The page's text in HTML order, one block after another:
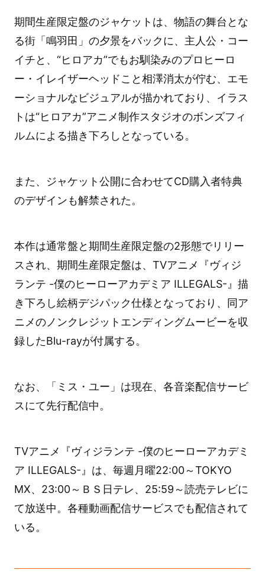
期間生産限定盤のジャケットは、物語の舞台とな
る街「鳴羽田」の夕景をバックに、主人公・コー
イチと、“ヒロアカ”でもお馴染みのプロヒーロ
ー・イレイザーヘッドこと相澤消太が佇む、エモ
ーショナルなビジュアルが描かれており、イラス
トは“ヒロアカ”アニメ制作スタジオのボンズフィ
ルムによる描き下ろしとなっている。
また、ジャケット公開に合わせてCD購入者特典
のデザインも解禁された。
本作は通常盤と期間生産限定盤の2形態でリリー
スされ、期間生産限定盤は、TVアニメ『ヴィジ
ランテ -僕のヒーローアカデミア ILLEGALS-』描
き下ろし絵柄デジパック仕様となっており、同ア
ニメのノンクレジットエンディングムービーを収
録したBlu-rayが付属する。
なお、「ミス・ユー」は現在、各音楽配信サービ
スにて先行配信中。
TVアニメ『ヴィジランテ -僕のヒーローアカデミ
ア ILLEGALS-』は、毎週月曜22:00～TOKYO
MX、23:00～ＢＳ日テレ、25:59～読売テレビに
て放送中。各種動画配信サービスでも配信されて
いる。